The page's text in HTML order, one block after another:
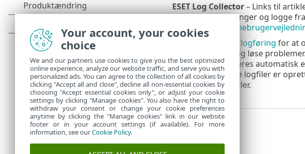
ESET Log Collector– Links til
indsamler oplysninger og logge
oplysninger i
Avanceret logføring for at
at diagnosticere og løse
logføring deaktiveres automatisk
logføring. Når alle logfiler er
de oprettede logfiler.
Your account, your cookies
choice
We and our partners use cookies to give you the best optimized
online experience, analyze our website traffic, and serve you with
personalized ads. You can agree to the collection of all cookies by
clicking "Accept all and close", decline all non-essential cookies by
choosing "Accept essential cookies only", or adjust your cookie
settings by clicking "Manage cookies". You also have the right to
withdraw your consent or change your cookie preferences
anytime by clicking the "Manage cookies" link in our website
footer or in your account settings (if available). For more
information, see ourCookie Policy.